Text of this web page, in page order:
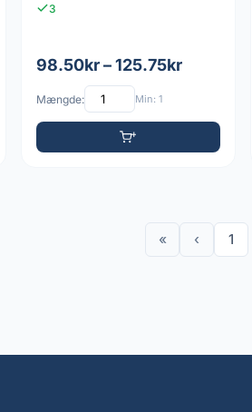
3
98.50kr – 125.75kr
Mængde: Min: 1
« ‹ 1